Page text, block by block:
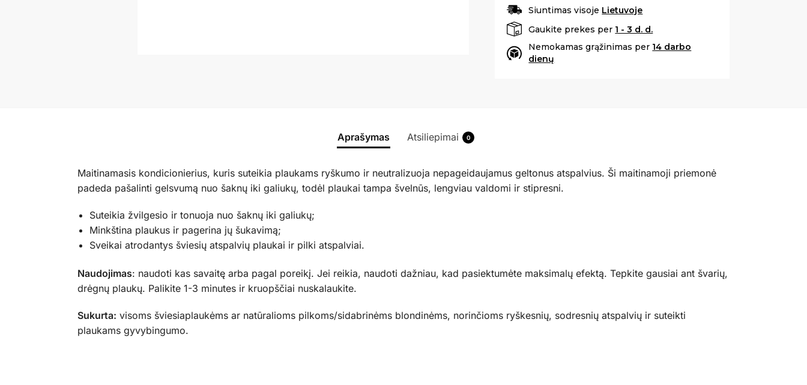
Siuntimas visoje Lietuvoje
Gaukite prekes per 1 - 3 d. d.
Nemokamas grąžinimas per 14 darbo
dienų
Aprašymas Atsiliepimai 0
Maitinamasis kondicionierius, kuris suteikia plaukams ryškumo ir neutralizuoja nepageidaujamus geltonus atspalvius. Ši maitinamoji priemonė
padeda pašalinti gelsvumą nuo šaknų iki galiukų, todėl plaukai tampa švelnūs, lengviau valdomi ir stipresni.
Suteikia žvilgesio ir tonuoja nuo šaknų iki galiukų;
Minkština plaukus ir pagerina jų šukavimą;
Sveikai atrodantys šviesių atspalvių plaukai ir pilki atspalviai.
Naudojimas: naudoti kas savaitę arba pagal poreikį. Jei reikia, naudoti dažniau, kad pasiektumėte maksimalų efektą. Tepkite gausiai ant švarių,
drėgnų plaukų. Palikite 1-3 minutes ir kruopščiai nuskalaukite.
Sukurta: visoms šviesiaplaukėms ar natūralioms pilkoms/sidabrinėms blondinėms, norinčioms ryškesnių, sodresnių atspalvių ir suteikti
plaukams gyvybingumo.